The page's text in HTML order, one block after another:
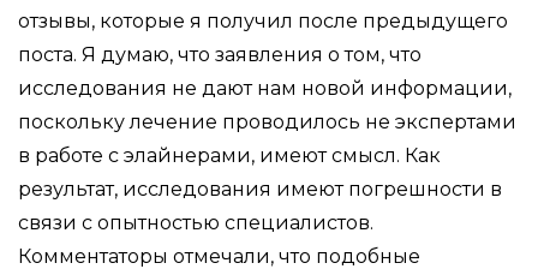
отзывы, которые я получил после предыдущего
поста. Я думаю, что заявления о том, что
исследования не дают нам новой информации,
поскольку лечение проводилось не экспертами
в работе с элайнерами, имеют смысл. Как
результат, исследования имеют погрешности в
связи с опытностью специалистов.
Комментаторы отмечали, что подобные